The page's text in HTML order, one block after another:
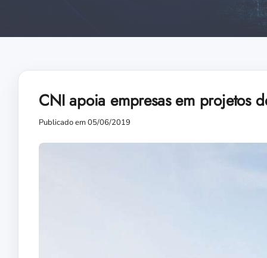
CNI apoia empresas em projetos
Publicado em 05/06/2019